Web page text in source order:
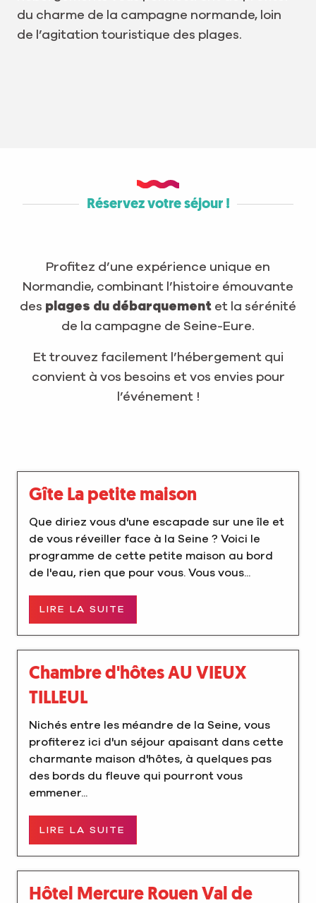
du charme de la campagne normande, loin
de l’agitation touristique des plages.
Réservez votre séjour !
Profitez d’une expérience unique en
Normandie, combinant l’histoire émouvante
des plages du débarquement et la sérénité
de la campagne de Seine-Eure.
Et trouvez facilement l’hébergement qui
convient à vos besoins et vos envies pour
l’événement !
Gîte La petite maison
Que diriez vous d'une escapade sur une île et
de vous réveiller face à la Seine ? Voici le
programme de cette petite maison au bord
de l'eau, rien que pour vous. Vous vous...
LIRE LA SUITE
Chambre d'hôtes AU VIEUX
TILLEUL
Nichés entre les méandre de la Seine, vous
profiterez ici d'un séjour apaisant dans cette
charmante maison d'hôtes, à quelques pas
des bords du fleuve qui pourront vous
emmener...
LIRE LA SUITE
Hôtel Mercure Rouen Val de